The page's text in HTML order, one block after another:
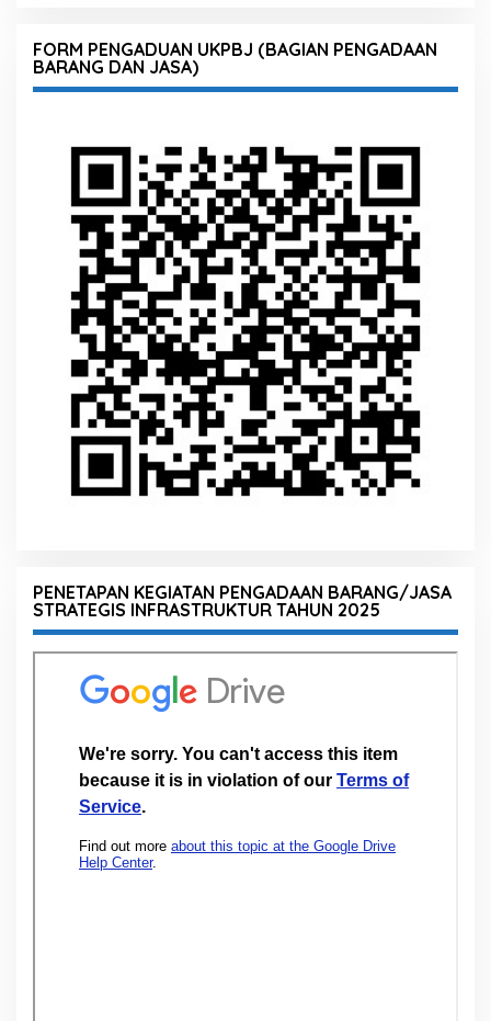
FORM PENGADUAN UKPBJ (BAGIAN PENGADAAN
BARANG DAN JASA)
PENETAPAN KEGIATAN PENGADAAN BARANG/JASA
STRATEGIS INFRASTRUKTUR TAHUN 2025